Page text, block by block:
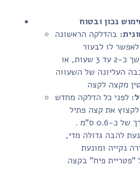
נכון ובטוח
בהדלקה הראשונה
לו לבעור
ברציפות במשך כ-2 עד 3 שעות, או
העליונה של השעווה
כל הדלקה מחדש
את קצה פתיל
הכותנה לאורך של כ-0.6 ס"מ .
להבה גדולה מדי,
ומונעת
פיח" בקצה